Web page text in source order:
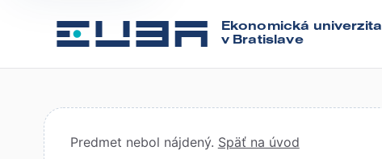
Ekonomická univerzita
v Bratislave
Predmet nebol nájdený. Späť na úvod